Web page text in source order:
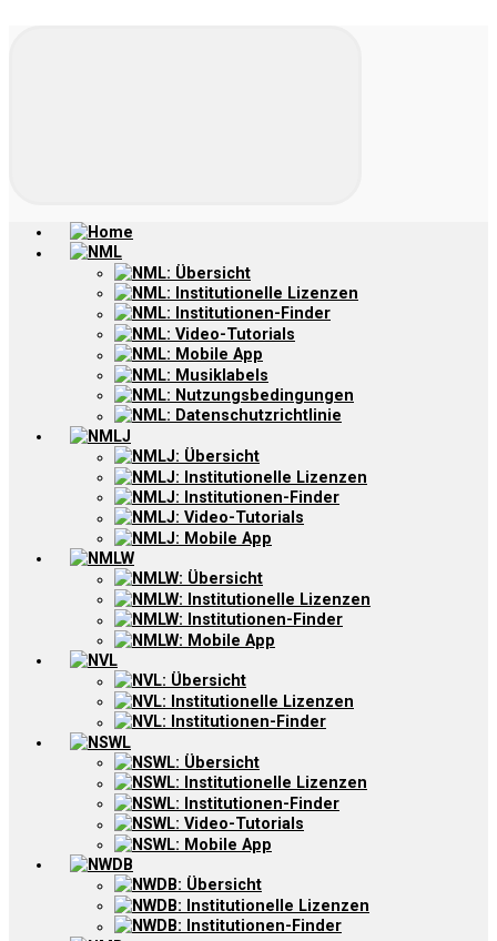
Home
NML
NML: Übersicht
NML: Institutionelle Lizenzen
NML: Institutionen-Finder
NML: Video-Tutorials
NML: Mobile App
NML: Musiklabels
NML: Nutzungsbedingungen
NML: Datenschutzrichtlinie
NMLJ
NMLJ: Übersicht
NMLJ: Institutionelle Lizenzen
NMLJ: Institutionen-Finder
NMLJ: Video-Tutorials
NMLJ: Mobile App
NMLW
NMLW: Übersicht
NMLW: Institutionelle Lizenzen
NMLW: Institutionen-Finder
NMLW: Mobile App
NVL
NVL: Übersicht
NVL: Institutionelle Lizenzen
NVL: Institutionen-Finder
NSWL
NSWL: Übersicht
NSWL: Institutionelle Lizenzen
NSWL: Institutionen-Finder
NSWL: Video-Tutorials
NSWL: Mobile App
NWDB
NWDB: Übersicht
NWDB: Institutionelle Lizenzen
NWDB: Institutionen-Finder